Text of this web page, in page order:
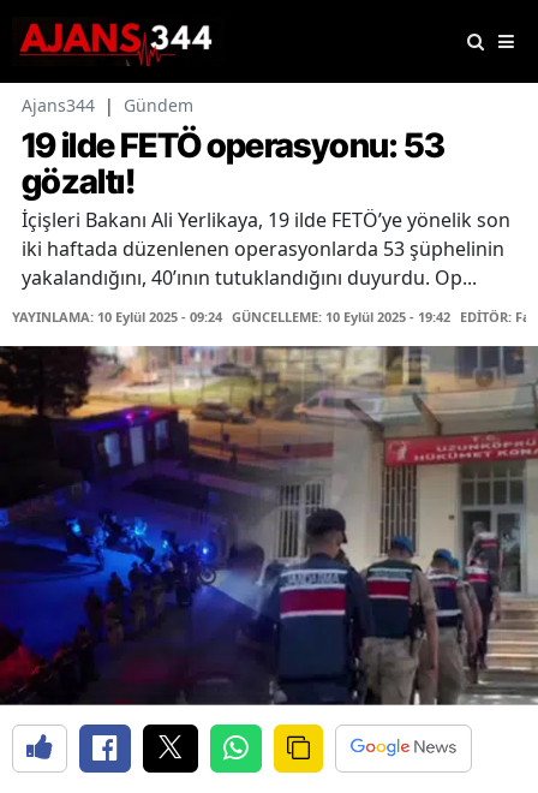
Ajans344 | Gündem
19 ilde FETÖ operasyonu: 53
gözaltı!
İçişleri Bakanı Ali Yerlikaya, 19 ilde FETÖ’ye yönelik son
iki haftada düzenlenen operasyonlarda 53 şüphelinin
yakalandığını, 40’ının tutuklandığını duyurdu. Op...
YAYINLAMA: 10 Eylül 2025 - 09:24 GÜNCELLEME: 10 Eylül 2025 - 19:42 EDİTÖR: